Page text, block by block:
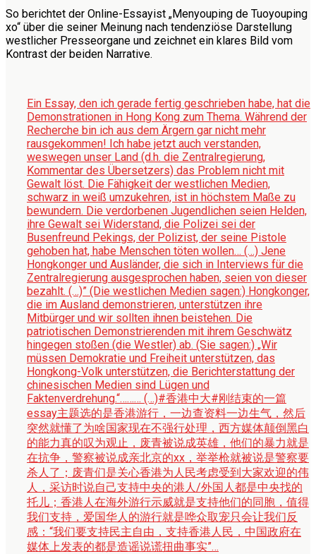
So berichtet der Online-Essayist „Menyouping de Tuoyouping
xo“ über die seiner Meinung nach tendenziöse Darstellung
westlicher Presseorgane und zeichnet ein klares Bild vom
Kontrast der beiden Narrative.
Ein Essay, den ich gerade fertig geschrieben habe, hat die
Demonstrationen in Hong Kong zum Thema. Während der
Recherche bin ich aus dem Ärgern gar nicht mehr
rausgekommen! Ich habe jetzt auch verstanden,
weswegen unser Land (d.h. die Zentralregierung,
Kommentar des Übersetzers) das Problem nicht mit
Gewalt löst. Die Fähigkeit der westlichen Medien,
schwarz in weiß umzukehren, ist in höchstem Maße zu
bewundern. Die verdorbenen Jugendlichen seien Helden,
ihre Gewalt sei Widerstand, die Polizei sei der
Busenfreund Pekings, der Polizist, der seine Pistole
gehoben hat, habe Menschen töten wollen… (…) Jene
Hongkonger und Ausländer, die sich in Interviews für die
Zentralregierung ausgesprochen haben, seien von dieser
bezahlt. (…)” (Die westlichen Medien sagen:) Hongkonger,
die im Ausland demonstrieren, unterstützen ihre
Mitbürger und wir sollten ihnen beistehen. Die
patriotischen Demonstrierenden mit ihrem Geschwätz
hingegen stoßen (die Westler) ab. (Sie sagen:) „Wir
müssen Demokratie und Freiheit unterstützen, das
Hongkong-Volk unterstützen, die Berichterstattung der
chinesischen Medien sind Lügen und
Faktenverdrehung.“……… (…)#香港中大#刚结束的一篇
essay主题选的是香港游行，一边查资料一边生气，然后
突然就懂了为啥国家现在不强行处理，西方媒体颠倒黑白
的能力真的叹为观止，废青被说成英雄，他们的暴力就是
在抗争，警察被说成亲北京的xx，举举枪就被说是警察要
杀人了；废青们是关心香港为人民考虑受到大家欢迎的伟
人，采访时说自己支持中央的港人/外国人都是中央找的
托儿；香港人在海外游行示威就是支持他们的同胞，值得
我们支持，爱国华人的游行就是哗众取宠只会让我们反
感：“我们要支持民主自由，支持香港人民，中国政府在
媒体上发表的都是造谣说谎扭曲事实”…